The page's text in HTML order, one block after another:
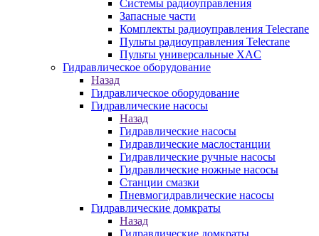
Системы радиоуправления
Запасные части
Комплекты радиоуправления Telecrane
Пульты радиоуправления Telecrane
Пульты универсальные XAC
Гидравлическое оборудование
Назад
Гидравлическое оборудование
Гидравлические насосы
Назад
Гидравлические насосы
Гидравлические маслостанции
Гидравлические ручные насосы
Гидравлические ножные насосы
Станции смазки
Пневмогидравлические насосы
Гидравлические домкраты
Назад
Гидравлические домкраты